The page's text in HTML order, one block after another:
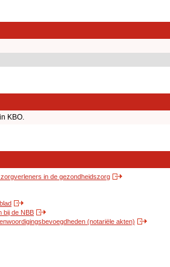
KBO.
in de gezondheidszorg
bij de NBB
(notariële akten)